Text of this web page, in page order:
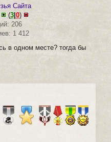
Сайта
(3| 0)
206
1 412
в одном месте? тогда бы